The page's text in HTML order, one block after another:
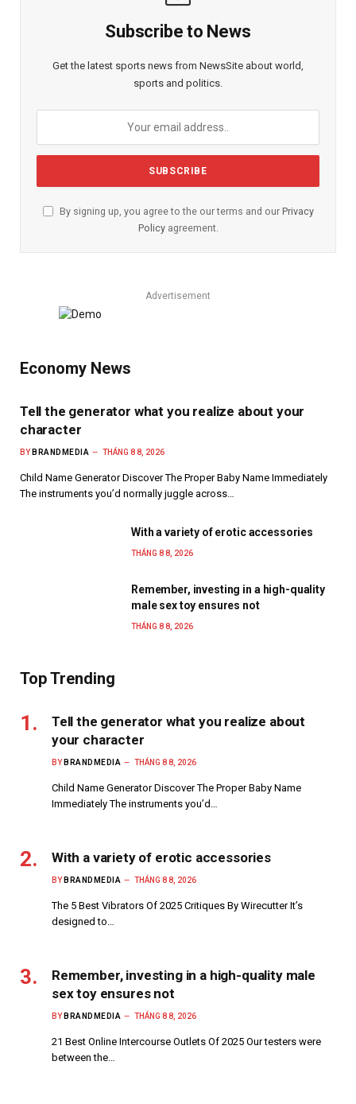
Subscribe to News
Get the latest sports news from NewsSite about world,
sports and politics.
By signing up, you agree to the our terms and our Privacy
Policyagreement.
Advertisement
Economy News
Tell the generator what you realize about your
character
BY BRANDMEDIA THÁNG 8 8, 2026
Child Name Generator Discover The Proper Baby Name Immediately
The instruments you’d normally juggle across…
With a variety of erotic accessories
THÁNG 8 8, 2026
Remember, investing in a high-quality
male sex toy ensures not
THÁNG 8 8, 2026
Top Trending
Tell the generator what you realize about
your character
BY BRANDMEDIA THÁNG 8 8, 2026
Child Name Generator Discover The Proper Baby Name
Immediately The instruments you’d…
With a variety of erotic accessories
BY BRANDMEDIA THÁNG 8 8, 2026
The 5 Best Vibrators Of 2025 Critiques By Wirecutter It’s
designed to…
Remember, investing in a high-quality male
sex toy ensures not
BY BRANDMEDIA THÁNG 8 8, 2026
21 Best Online Intercourse Outlets Of 2025 Our testers were
between the…